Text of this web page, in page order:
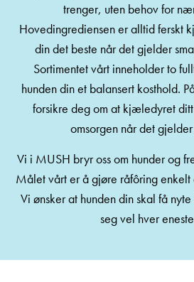
trenger, uten behov for
Hovedingrediensen er alltid ferskt
din det beste når det gjelder
Sortimentet vårt inneholder to
hunden din et balansert kosthold.
forsikre deg om at kjæledyret
omsorgen når det
Vi i MUSH bryr oss om hunder og
Målet vårt er å gjøre råfôring
Vi ønsker at hunden din skal få
seg vel hver